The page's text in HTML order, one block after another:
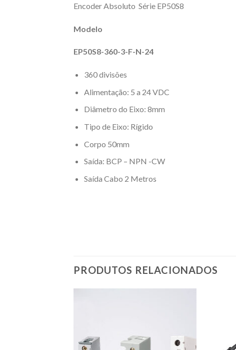
Encoder Absoluto Série EP50S8
Modelo
EP50S8-360-3-F-N-24
360 divisões
Alimentação: 5 a 24 VDC
Diâmetro do Eixo: 8mm
Tipo de Eixo: Rígido
Corpo 50mm
Saída: BCP – NPN -CW
Saída Cabo 2 Metros
PRODUTOS RELACIONADOS